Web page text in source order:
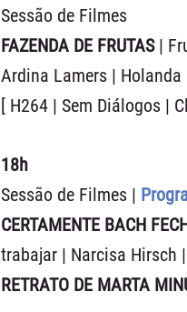
Sessão de Filmes
FAZENDA DE FRUTAS |
Ardina Lamers |
[ H264 | Sem Diálogos |
18h
Sessão de Filmes |
CERTAMENTE BACH
trabajar | Narcisa Hirsch
RETRATO DE MARTA